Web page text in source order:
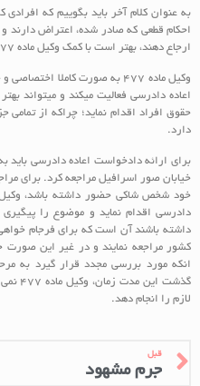
به عنوان کلام آخر باید بگوییم که
احکام قطعی که صادر شده، اعتراض دارند
ارجاع دهند، بهتر است با کمک وکیل ماده 477 اقدام نمایند.
وکیل ماده 477 به صورت کاملا
اعاده دادرسی فعالیت میکند و میتواند
حقوق افراد اقدام نماید؛ چراکه از تمامی
دارد.
برای ارائه دادخواست اعاده دادرسی باید
خیابان صور اسرافیل مراجعه کرد. برای
دادرسی اقدام نماید و موضوع را
داشته باشند آن است که برای فرجام
کشور مراجعه نمایند و در غیر این
انکه مورد بررسی مجدد قرار گیرد به
گذشت
لازم را انجام دهد.
قبل
جرم مشهود